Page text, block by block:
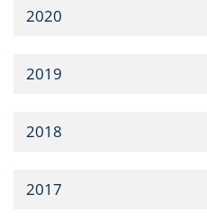
2020
2019
2018
2017